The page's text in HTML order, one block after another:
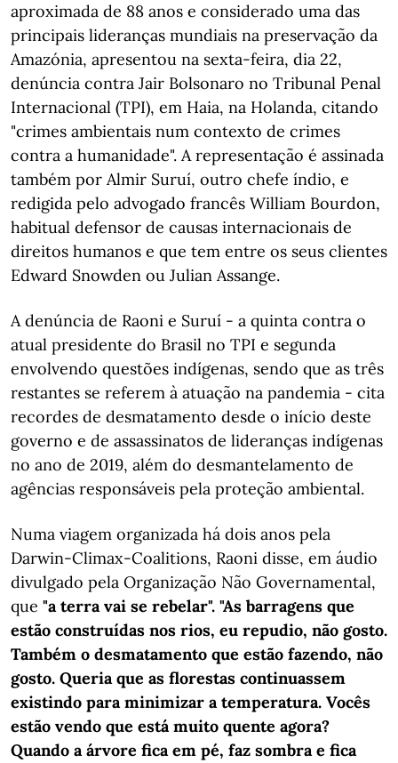
aproximada de 88 anos e considerado uma das
principais lideranças mundiais na preservação da
Amazónia, apresentou na sexta-feira, dia 22,
denúncia contra Jair Bolsonaro no Tribunal Penal
Internacional (TPI), em Haia, na Holanda, citando
"crimes ambientais num contexto de crimes
contra a humanidade". A representação é assinada
também por Almir Suruí, outro chefe índio, e
redigida pelo advogado francês William Bourdon,
habitual defensor de causas internacionais de
direitos humanos e que tem entre os seus clientes
Edward Snowden ou Julian Assange.
A denúncia de Raoni e Suruí - a quinta contra o
atual presidente do Brasil no TPI e segunda
envolvendo questões indígenas, sendo que as três
restantes se referem à atuação na pandemia - cita
recordes de desmatamento desde o início deste
governo e de assassinatos de lideranças indígenas
no ano de 2019, além do desmantelamento de
agências responsáveis pela proteção ambiental.
Numa viagem organizada há dois anos pela
Darwin-Climax-Coalitions, Raoni disse, em áudio
divulgado pela Organização Não Governamental,
que "a terra vai se rebelar". "As barragens que
estão construídas nos rios, eu repudio, não gosto.
Também o desmatamento que estão fazendo, não
gosto. Queria que as florestas continuassem
existindo para minimizar a temperatura. Vocês
estão vendo que está muito quente agora?
Quando a árvore fica em pé, faz sombra e fica